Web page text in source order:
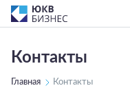
Контакты
Главная Контакты